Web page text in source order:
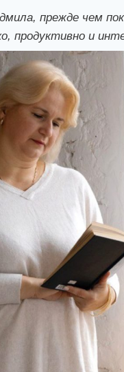
прежде чем
продуктивно и